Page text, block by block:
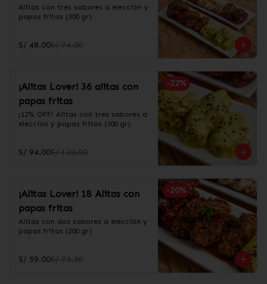
Alitas con tres sabores a elección y
papas fritas (300 gr)
S/ 48.00S/ 74.00
-22%
¡Alitas Lover! 36 alitas con
papas fritas
¡12% OFF! Alitas con tres sabores a
elección y papas fritas (300 gr)
S/ 94.00S/ 120.00
-20%
¡Alitas Lover! 18 Alitas con
papas fritas
Alitas con dos sabores a elección y
papas fritas (200 gr)
S/ 59.00S/ 73.30